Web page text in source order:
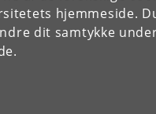
hjemmeside.
dit samtykke